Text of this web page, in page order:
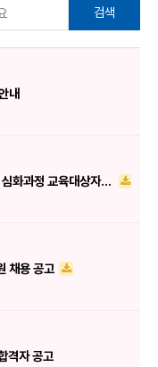
검색
내
2026년 디지털미디어중독 전문가 양성교육 심화과정 교육대상자를 공지합니다.
채용 공고
격자 공고